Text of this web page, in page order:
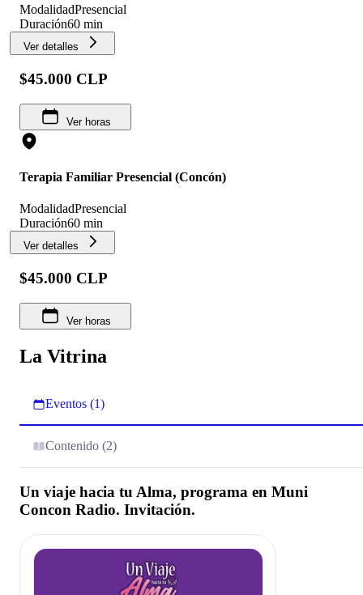
ModalidadPresencial
Duración60 min
Ver detalles
$45.000 CLP
Ver horas
Terapia Familiar Presencial (Concón)
ModalidadPresencial
Duración60 min
Ver detalles
$45.000 CLP
Ver horas
La Vitrina
Eventos (1)
Contenido (2)
Un viaje hacia tu Alma, programa en Muni
Concon Radio. Invitación.